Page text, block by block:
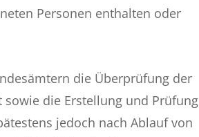
Personen enthalten oder
die Überprüfung der
die Erstellung und Prüfung
jedoch nach Ablauf von